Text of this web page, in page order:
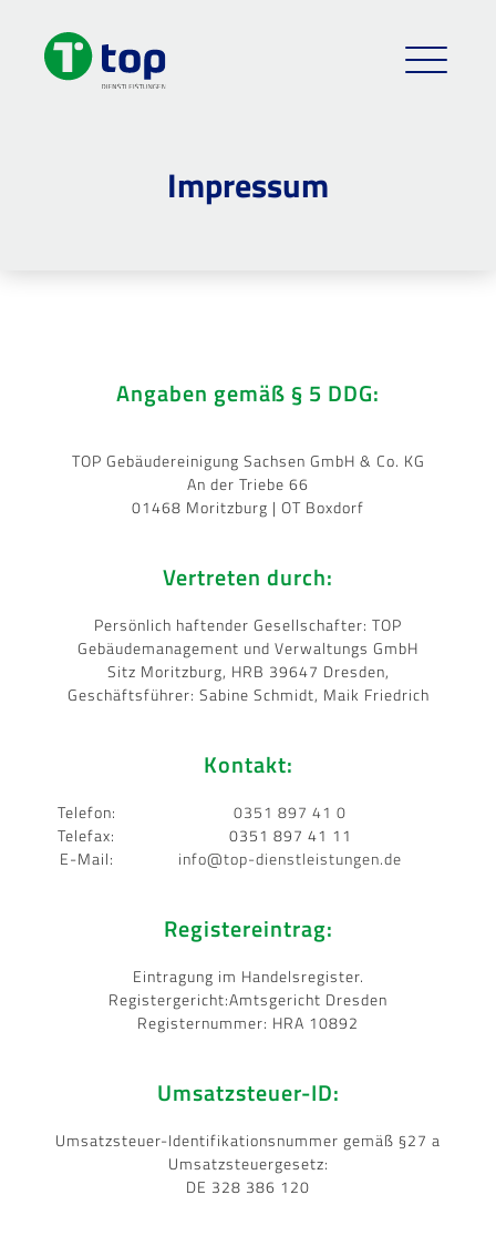
Impressum
Angaben gemäß § 5 DDG:
TOP Gebäudereinigung Sachsen GmbH & Co. KG
An der Triebe 66
01468 Moritzburg | OT Boxdorf
Vertreten durch:
Persönlich haftender Gesellschafter: TOP
Gebäudemanagement und Verwaltungs GmbH
Sitz Moritzburg, HRB 39647 Dresden,
Geschäftsführer: Sabine Schmidt, Maik Friedrich
Kontakt:
Telefon:
0351 897 41 0
Telefax:
0351 897 41 11
E-Mail:
info@top-dienstleistungen.de
Registereintrag:
Eintragung im Handelsregister.
Registergericht:Amtsgericht Dresden
Registernummer: HRA 10892
Umsatzsteuer-ID:
Umsatzsteuer-Identifikationsnummer gemäß §27 a
Umsatzsteuergesetz:
DE 328 386 120